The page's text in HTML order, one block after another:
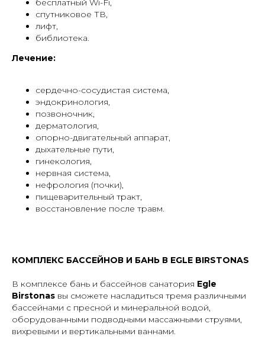
бесплатный Wi-Fi,
спутниковое ТВ,
лифт,
библиотека.
Лечение:
сердечно-сосудистая система,
эндокринология,
позвоночник,
дерматология,
опорно-двигательный аппарат,
дыхательные пути,
гинекология,
нервная система,
нефрология (почки),
пищеварительный тракт,
восстановление после травм.
КОМПЛЕКС БАССЕЙНОВ И БАНЬ В EGLE BIRSTONAS
В комплексе бань и бассейнов санатория Egle
Birstonas вы сможете насладиться тремя различными
бассейнами с пресной и минеральной водой,
оборудованными подводными массажными струями,
вихревыми и вертикальными ваннами.